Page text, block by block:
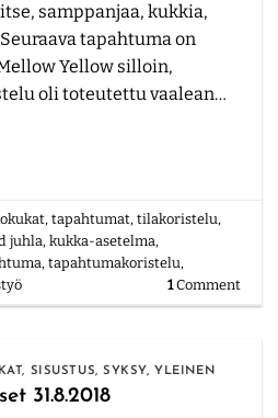
samppanjaa, kukkia,
tapahtuma on
Yellow silloin,
oli toteutettu vaalean…
,tapahtumat,tilakoristelu,
juhla,kukka-asetelma,
,tapahtumakoristelu,
1Comment
, SISUSTUS,SYKSY, YLEINEN
31.8.2018